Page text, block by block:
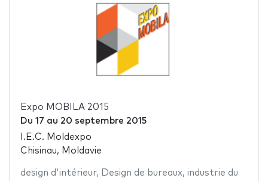
Expo MOBILA 2015
Du 17 au 20 septembre 2015
I.E.C. Moldexpo
Chisinau, Moldavie
design d'intérieur, Design de bureaux, industrie du